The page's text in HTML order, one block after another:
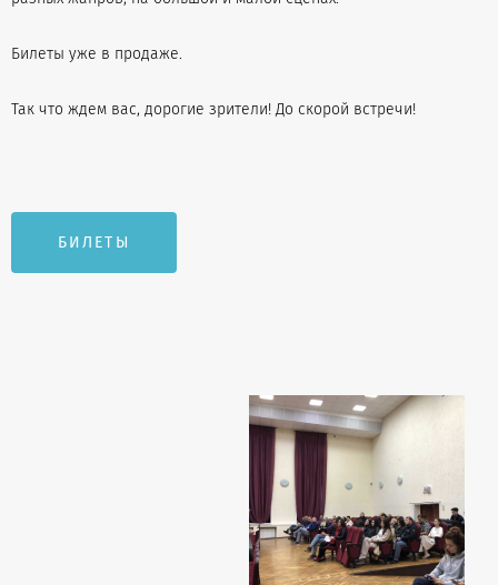
Билеты уже в продаже.
Так что ждем вас, дорогие зрители! До скорой встречи!
БИЛЕТЫ